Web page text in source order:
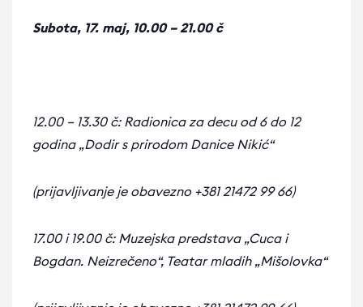
Subota, 17. maj, 10.00 – 21.00 č
12.00 – 13.30 č: Radionica za decu od 6 do 12
godina „Dodir s prirodom Danice Nikić“
(prijavljivanje je obavezno +381 21472 99 66)
17.00 i 19.00 č: Muzejska predstava „Cuca i
Bogdan. Neizrečeno“, Teatar mladih „Mišolovka“